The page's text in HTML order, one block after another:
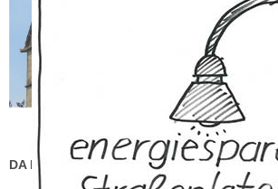
DA FEHLT DOCH WAS AN DER WESTUHR!